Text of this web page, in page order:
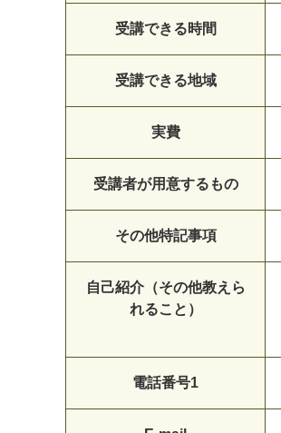
受講できる時間
受講できる地域
実費
受講者が用意するもの
その他特記事項
自己紹介（その他教えら
れること）
電話番号1